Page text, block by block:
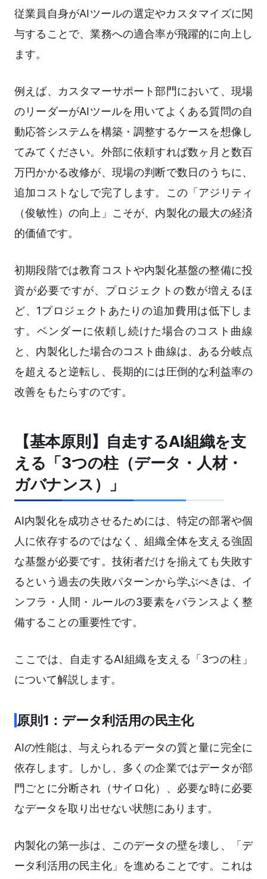
従業員自身がAIツールの選定やカスタマイズに関
与することで、業務への適合率が飛躍的に向上し
ます。
例えば、カスタマーサポート部門において、現場
のリーダーがAIツールを用いてよくある質問の自
動応答システムを構築・調整するケースを想像し
てみてください。外部に依頼すれば数ヶ月と数百
万円かかる改修が、現場の判断で数日のうちに、
追加コストなしで完了します。この「アジリティ
（俊敏性）の向上」こそが、内製化の最大の経済
的価値です。
初期段階では教育コストや内製化基盤の整備に投
資が必要ですが、プロジェクトの数が増えるほ
ど、1プロジェクトあたりの追加費用は低下しま
す。ベンダーに依頼し続けた場合のコスト曲線
と、内製化した場合のコスト曲線は、ある分岐点
を超えると逆転し、長期的には圧倒的な利益率の
改善をもたらすのです。
【基本原則】自走するAI組織を支
える「3つの柱（データ・人材・
ガバナンス）」
AI内製化を成功させるためには、特定の部署や個
人に依存するのではなく、組織全体を支える強固
な基盤が必要です。技術者だけを揃えても失敗す
るという過去の失敗パターンから学ぶべきは、イ
ンフラ・人間・ルールの3要素をバランスよく整
備することの重要性です。
ここでは、自走するAI組織を支える「3つの柱」
について解説します。
原則1：データ利活用の民主化
AIの性能は、与えられるデータの質と量に完全に
依存します。しかし、多くの企業ではデータが部
門ごとに分断され（サイロ化）、必要な時に必要
なデータを取り出せない状態にあります。
内製化の第一歩は、このデータの壁を壊し、「デ
ータ利活用の民主化」を進めることです。これは